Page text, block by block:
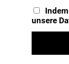
unsere